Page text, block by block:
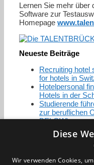
Lernen Sie mehr über
Software zur
Homepage
Neueste Beiträge
Recruiting hotel
for hotels in
Hotelpersonal
Hotels in der
Studierende
zur beruflichen
BELOW)
Zertifizierung /
Diese
Wir verwenden Cookies,